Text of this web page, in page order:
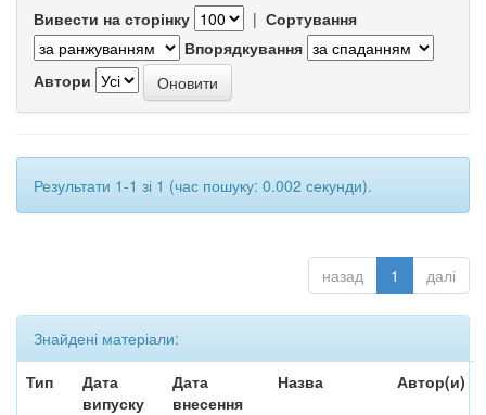
Вивести на сторінку | Сортування
Впорядкування
Автори
Результати 1-1 зі 1 (час пошуку: 0.002 секунди).
назад 1 далі
Знайдені матеріали:
Тип
Дата
випуску
Дата
внесення
Назва Автор(и)